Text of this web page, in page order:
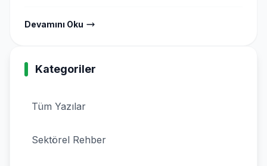
Devamını Oku
Kategoriler
Tüm Yazılar
Sektörel Rehber